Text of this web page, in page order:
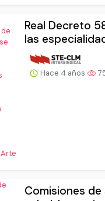
Real Decreto
las
Hace 4 años
Comisiones